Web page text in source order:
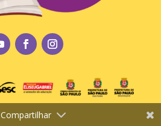
Compartilhar